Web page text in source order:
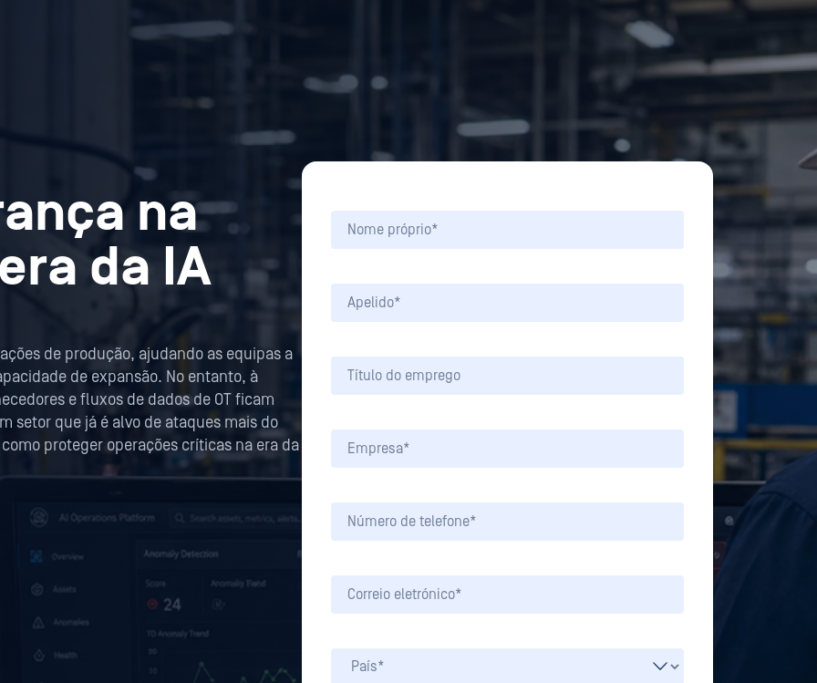
na
da IA
de produção, ajudando as equipas a
de expansão. No entanto, à
e fluxos de dados de OT ficam
setor que já é alvo de ataques mais do
proteger operações críticas na era da